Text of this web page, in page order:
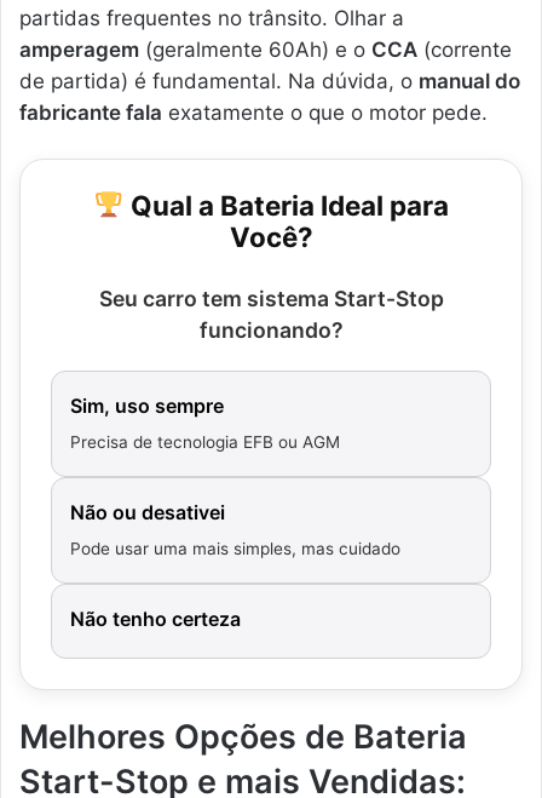
partidas frequentes no trânsito. Olhar a
amperagem (geralmente 60Ah) e o CCA (corrente
de partida) é fundamental. Na dúvida, o manual do
fabricante fala exatamente o que o motor pede.
Qual a Bateria Ideal para
Você?
Seu carro tem sistema Start-Stop
funcionando?
Sim, uso sempre
Precisa de tecnologia EFB ou AGM
Não ou desativei
Pode usar uma mais simples, mas cuidado
Não tenho certeza
Melhores Opções de Bateria
Start-Stop e mais Vendidas: